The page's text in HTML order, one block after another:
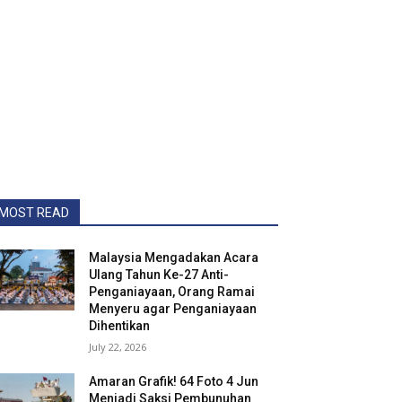
READ
Malaysia Mengadakan Acara
Ulang Tahun Ke-27 Anti-
Penganiayaan, Orang Ramai
Menyeru agar Penganiayaan
Dihentikan
July 22, 2026
Amaran Grafik! 64 Foto 4 Jun
Menjadi Saksi Pembunuhan